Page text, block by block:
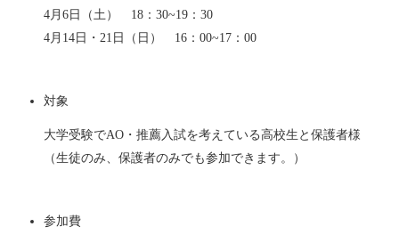
4月6日（土） 18：30~19：30
4月14日・21日（日） 16：00~17：00
対象
大学受験でAO・推薦入試を考えている高校生と保護者様
（生徒のみ、保護者のみでも参加できます。）
参加費